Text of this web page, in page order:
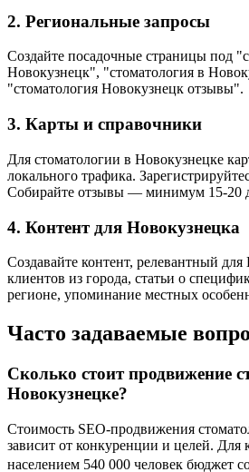
2. Региональные запросы
Создайте посадочные страницы под
Новокузнецк", "стоматология в
"стоматология Новокузнецк отзывы".
3. Карты и справочники
Для стоматологии в Новокузнецке
локального трафика.
Собирайте отзывы — минимум 15-20
4. Контент для Новокузнецка
Создавайте контент, релевантный
клиентов из города, статьи о
регионе, упоминание местных
Часто задаваемые
Сколько стоит продвижение
Новокузнецке?
Стоимость SEO-продвижения
зависит от конкуренции и целей. Для
населением 540 000 человек бюджет